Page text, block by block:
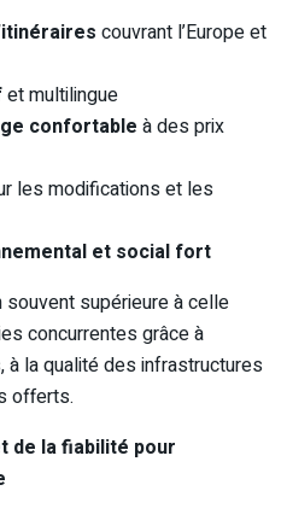
couvrant l’Europe et
et multilingue
confortable à des prix
les modifications et les
et social fort
souvent supérieure à celle
concurrentes grâce à
à la qualité des infrastructures
offerts.
de la fiabilité pour